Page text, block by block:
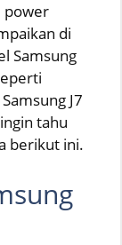
power
di
Samsung
J7
tahu
berikut ini.